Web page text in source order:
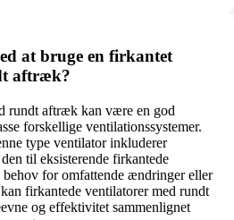
at bruge en firkantet
aftræk?
rundt aftræk kan være en god
forskellige ventilationssystemer.
type ventilator inkluderer
til eksisterende firkantede
behov for omfattende ændringer eller
firkantede ventilatorer med rundt
og effektivitet sammenlignet